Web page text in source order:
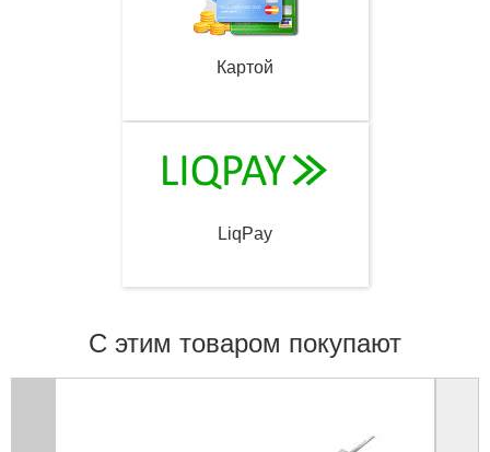
Картой
LiqPay
С этим товаром покупают